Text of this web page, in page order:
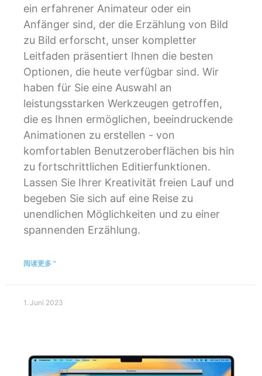
ein erfahrener Animateur oder ein
Anfänger sind, der die Erzählung von Bild
zu Bild erforscht, unser kompletter
Leitfaden präsentiert Ihnen die besten
Optionen, die heute verfügbar sind. Wir
haben für Sie eine Auswahl an
leistungsstarken Werkzeugen getroffen,
die es Ihnen ermöglichen, beeindruckende
Animationen zu erstellen - von
komfortablen Benutzeroberflächen bis hin
zu fortschrittlichen Editierfunktionen.
Lassen Sie Ihrer Kreativität freien Lauf und
begeben Sie sich auf eine Reise zu
unendlichen Möglichkeiten und zu einer
spannenden Erzählung.
阅读更多 "
1. Juni 2023